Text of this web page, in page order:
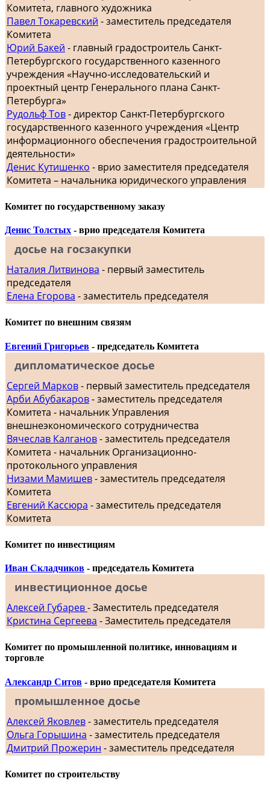
Комитета, главного художника
Павел Токаревский - заместитель председателя
Комитета
Юрий Бакей - главный градостроитель Санкт-
Петербургского государственного казенного
учреждения «Научно-исследовательский и
проектный центр Генерального плана Санкт-
Петербурга»
Рудольф Тов- директор Санкт-Петербургского
государственного казенного учреждения «Центр
информационного обеспечения градостроительной
деятельности»
Денис Кутишенко - врио заместителя председателя
Комитета – начальника юридического управления
Комитет по государственному заказу
Денис Толстых - врио председателя Комитета
досье на госзакупки
Наталия Литвинова - первый заместитель
председателя
Елена Егорова - заместитель председателя
Комитет по внешним связям
Евгений Григорьев - председатель Комитета
дипломатическое досье
Сергей Марков- первый заместитель председателя
Арби Абубакаров- заместитель председателя
Комитета - начальник Управления
внешнеэкономического сотрудничества
Вячеслав Калганов- заместитель председателя
Комитета - начальник Организационно-
протокольного управления
Низами Мамишев- заместитель председателя
Комитета
Евгений Кассюра - заместитель председателя
Комитета
Комитет по инвестициям
Иван Складчиков - председатель Комитета
инвестиционное досье
Алексей Губарев- Заместитель председателя
Кристина Сергеева - Заместитель председателя
Комитет по промышленной политике, инновациям и
торговле
Александр Ситов - врио председателя Комитета
промышленное досье
Алексей Яковлев- заместитель председателя
Ольга Горышина - заместитель председателя
Дмитрий Прожерин - заместитель председателя
Комитет по строительству